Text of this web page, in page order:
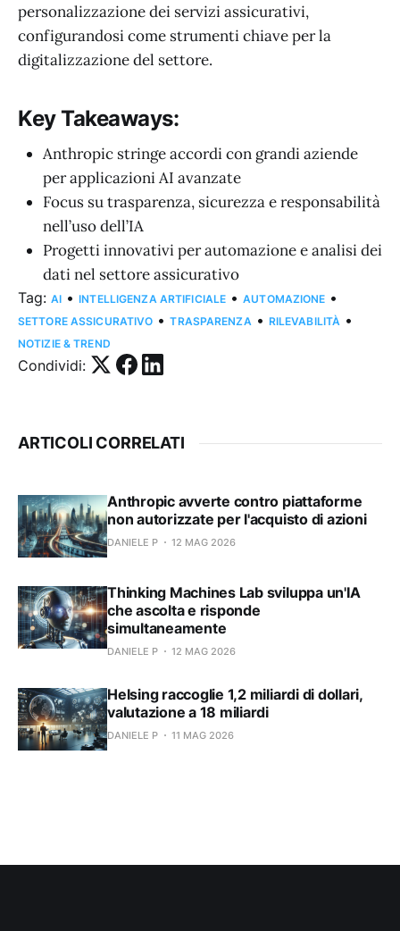
personalizzazione dei servizi assicurativi,
configurandosi come strumenti chiave per la
digitalizzazione del settore.
Key Takeaways:
Anthropic stringe accordi con grandi aziende
per applicazioni AI avanzate
Focus su trasparenza, sicurezza e responsabilità
nell’uso dell’IA
Progetti innovativi per automazione e analisi dei
dati nel settore assicurativo
Tag: AI • INTELLIGENZA ARTIFICIALE • AUTOMAZIONE •
SETTORE ASSICURATIVO • TRASPARENZA • RILEVABILITÀ •
NOTIZIE & TREND
Condividi:
ARTICOLI CORRELATI
Anthropic avverte contro piattaforme
non autorizzate per l'acquisto di azioni
DANIELE P 12 MAG 2026
Thinking Machines Lab sviluppa un'IA
che ascolta e risponde
simultaneamente
DANIELE P 12 MAG 2026
Helsing raccoglie 1,2 miliardi di dollari,
valutazione a 18 miliardi
DANIELE P 11 MAG 2026